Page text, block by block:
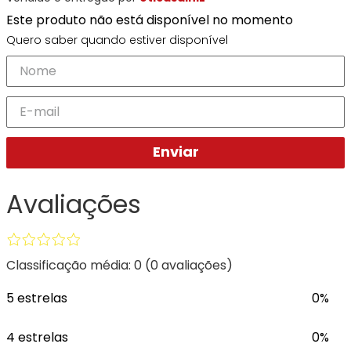
Ban
Todas
as
Marcas
Marcas
Exclusivas
Dii
Collection
DNZ
Todas
Miu
Polaroid
Todas
as
Marcas
Exclusivas
Collection
Hit
Totas
Bulget
Todas
Marcas
Marcas
Exclusivas
Dii
Collection
Hit
Todas
Unissex
Marcas
Dii
Collection
Hit
Ono
Este produto não está disponível no momento
Quero saber quando estiver disponível
Enviar
Avaliações
Classificação média: 0 (0 avaliações)
5 estrelas
0%
4 estrelas 0%